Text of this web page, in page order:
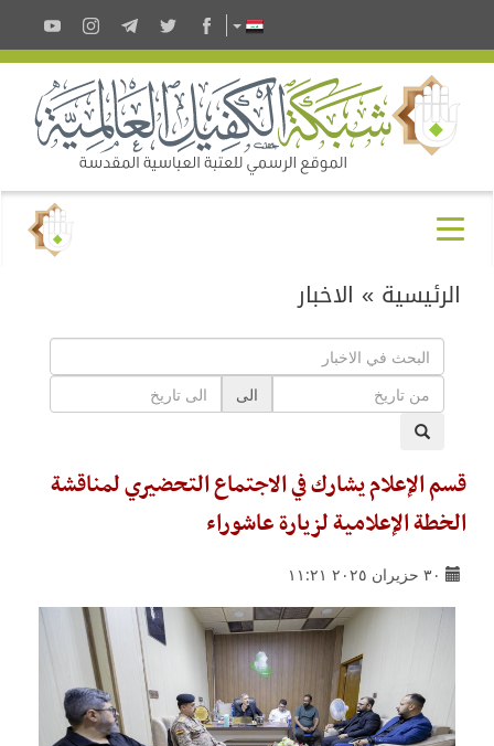
الرئيسية » الاخبار
الى
قسم الإعلام يشارك في الاجتماع التحضيري لمناقشة
الخطة الإعلامية لزيارة عاشوراء
٣٠ حزيران ٢٠٢٥ ١١:٢١